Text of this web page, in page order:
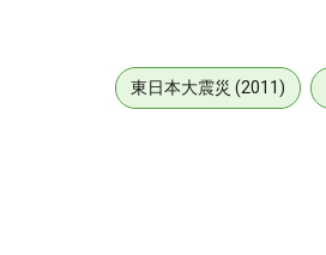
東日本大震災 (2011)